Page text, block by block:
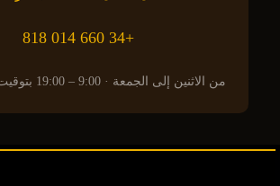
+34 660 014 818
من الاثنين إلى الجمعة · 9:00 – 19:00 بتوقيت وسط أوروبا